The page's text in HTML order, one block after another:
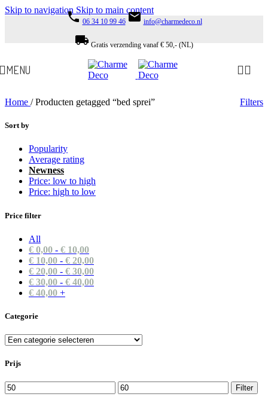
Skip to navigation Skip to main content
phone 06 34 10 99 46 email info@charmedeco.nl
local_shipping Gratis verzending vanaf € 50,- (NL)
MENU
Home / Producten getagged “bed sprei” Filters
Sort by
Popularity
Average rating
Newness
Price: low to high
Price: high to low
Price filter
All
€ 0,00 - € 10,00
€ 10,00 - € 20,00
€ 20,00 - € 30,00
€ 30,00 - € 40,00
€ 40,00 +
Categorie
Prijs
Min.
prijs
Max.
prijs
Filter